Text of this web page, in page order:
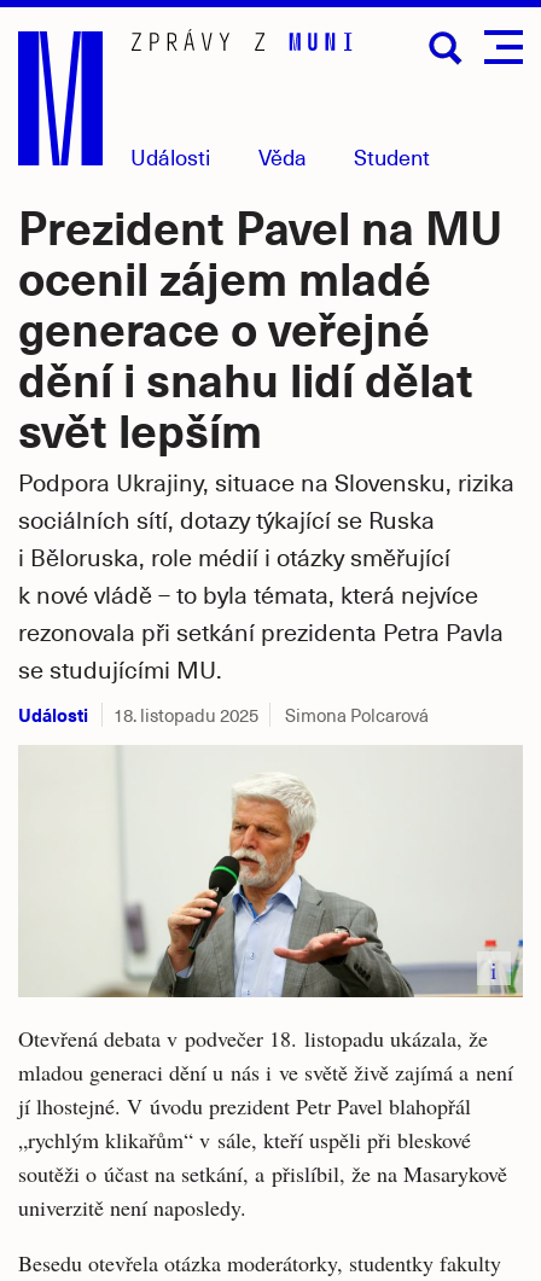
Přejít
hlavní
obsah
Události Věda Student
Prezident Pavel na MU
ocenil zájem mladé
generace o veřejné
dění i snahu lidí dělat
svět lepším
Podpora Ukrajiny, situace na Slovensku, rizika
sociálních sítí, dotazy týkající se Ruska
i Běloruska, role médií i otázky směřující
k nové vládě – to byla témata, která nejvíce
rezonovala při setkání prezidenta Petra Pavla
se studujícími MU.
Události 18. listopadu 2025 Simona Polcarová
i
Otevřená debata v podvečer 18. listopadu ukázala, že
mladou generaci dění u nás i ve světě živě zajímá a není
jí lhostejné. V úvodu prezident Petr Pavel blahopřál
„rychlým klikařům“ v sále, kteří uspěli při bleskové
soutěži o účast na setkání, a přislíbil, že na Masarykově
univerzitě není naposledy.
Besedu otevřela otázka moderátorky, studentky fakulty